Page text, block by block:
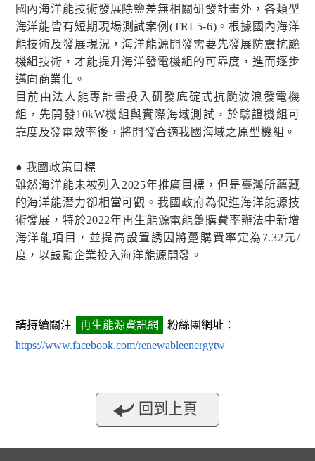
國內海洋能技術發展除鹽差無相關研發計畫外，各類型
海洋能皆有短期現場測試案例(TRL5-6)。根據國內海洋
能技術及發展現況，海洋能源開發需要先發展防震抗颱
機組技術，才能提升海洋發電機組的可靠度，進而逐步
邁向商業化。
目前由法人能專計畫投入研發底碇式抗颱波浪發電機
組，先開發10kW機組與實際海域測試，於驗證機組可
靠度及發電效率後，將開發合適我國海域之原型機組。
● 我國政策目標
雖然海洋能未被列入2025年推廣目標，但是臺灣所蘊藏
的海洋能潛力卻相當可觀。我國政府為促進海洋能源技
術發展，特於2022年再生能源電能躉購費率辦法中新增
海洋能項目，並提高設置誘因將躉購費率定為7.32元/
度，以鼓勵企業投入海洋能源開發。
請持續關注 再生能源資訊網
粉絲團網址：
https://www.facebook.com/renewableenergytw
回到上頁